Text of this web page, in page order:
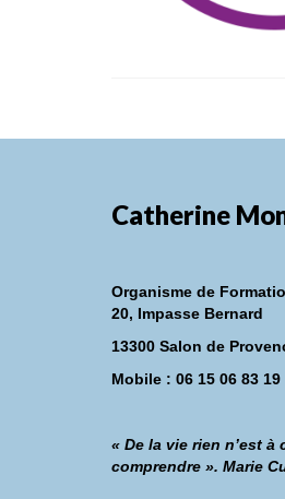
Catherine
Organisme de
20, Impasse Bernard
13300 Salon de
Mobile : 06 15 06 83 19
« De la vie rien n’est à
comprendre ». Marie